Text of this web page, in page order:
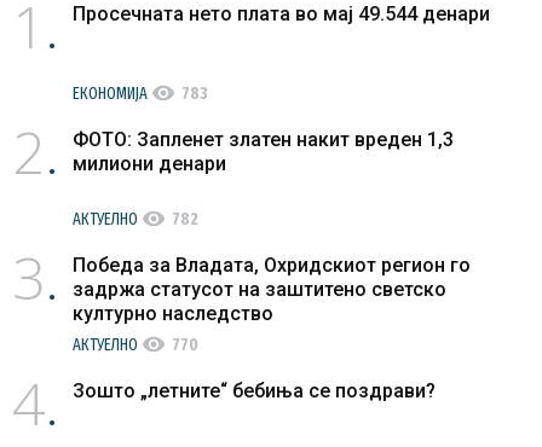
1 Просечната нето плата во мај 49.544 денари
ЕКОНОМИЈА visibility 783
2
ФОТО: Запленет златен накит вреден 1,3
милиони денари
АКТУЕЛНО visibility 782
3
Победа за Владата, Охридскиот регион го
задржа статусот на заштитено светско
културно наследство
АКТУЕЛНО visibility 770
4 Зошто „летните“ бебиња се поздрави?